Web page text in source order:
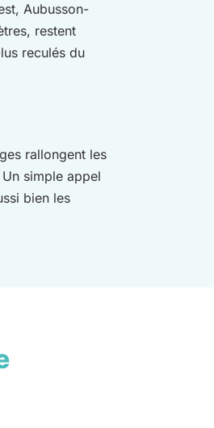
Aubusson-
restent
reculés du
rallongent les
simple appel
bien les